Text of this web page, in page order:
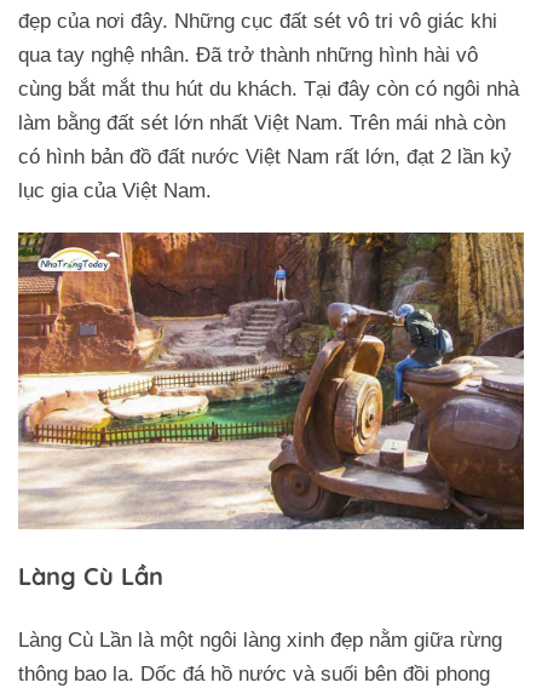
đẹp của nơi đây. Những cục đất sét vô tri vô giác khi
qua tay nghệ nhân. Đã trở thành những hình hài vô
cùng bắt mắt thu hút du khách. Tại đây còn có ngôi nhà
làm bằng đất sét lớn nhất Việt Nam. Trên mái nhà còn
có hình bản đồ đất nước Việt Nam rất lớn, đạt 2 lần kỷ
lục gia của Việt Nam.
Làng Cù Lần
Làng Cù Lần là một ngôi làng xinh đẹp nằm giữa rừng
thông bao la. Dốc đá hồ nước và suối bên đồi phong